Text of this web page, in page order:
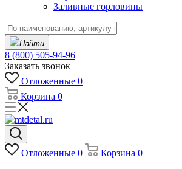
Заливные горловины
Найти
8 (800) 505-94-96
Заказать звонок
Отложенные 0
Корзина 0
Отложенные 0 Корзина 0